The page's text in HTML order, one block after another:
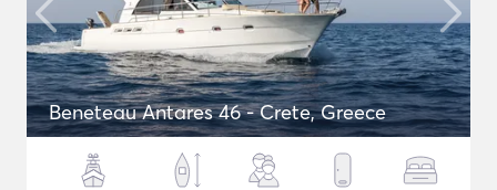
Beneteau Antares 46 - Crete, Greece